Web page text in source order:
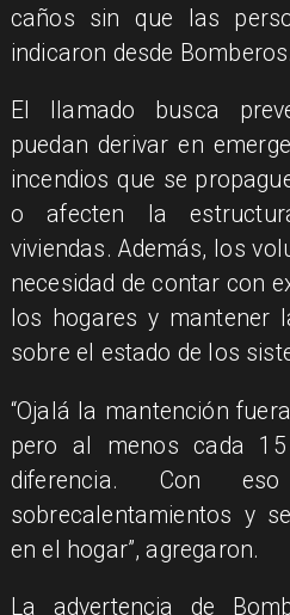
caños sin que las
indicaron desde Bomberos.
​El llamado busca
puedan derivar en
incendios que se
o afecten la
viviendas. Además, los
necesidad de contar con
los hogares y mantener
sobre el estado de los
​“Ojalá la mantención
pero al menos cada
diferencia. Con
sobrecalentamientos y
en el hogar”, agregaron.
​La advertencia de